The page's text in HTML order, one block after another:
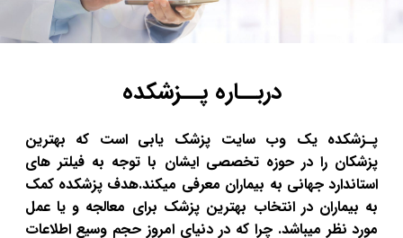
دربــاره پــزشکده
پـزشکده یک وب سایت پزشک یابی است که بهترین
پزشکان را در حوزه تخصصی ایشان با توجه به فیلتر های
استاندارد جهانی به بیماران معرفی میکند.هدف پزشکده کمک
به بیماران در انتخاب بهترین پزشک برای معالجه و یا عمل
مورد نظر میباشد. چرا که در دنیای امروز حجم وسیع اطلاعات